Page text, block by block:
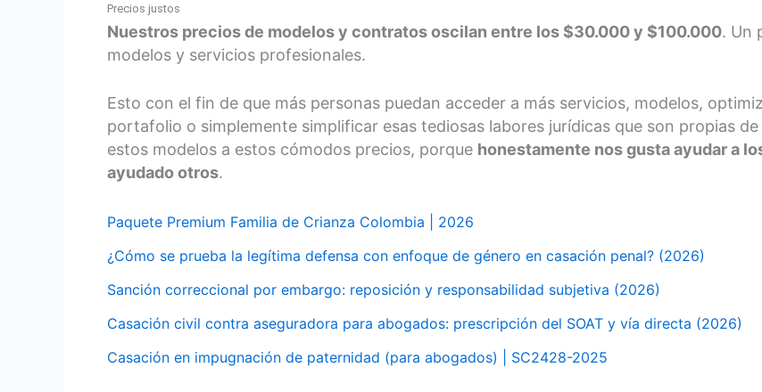
Precios justos
Nuestros precios de modelos y contratos oscilan entre los $30.000 y $100.000. Un
modelos y servicios profesionales.
Esto con el fin de que más personas puedan acceder a más servicios, modelos,
portafolio o simplemente simplificar esas tediosas labores jurídicas que son propias
estos modelos a estos cómodos precios, porque honestamente nos gusta ayudar a
ayudado otros.
Paquete Premium Familia de Crianza Colombia | 2026
¿Cómo se prueba la legítima defensa con enfoque de género en casación penal? (2026)
Sanción correccional por embargo: reposición y responsabilidad subjetiva (2026)
Casación civil contra aseguradora para abogados: prescripción del SOAT y vía directa (2026)
Casación en impugnación de paternidad (para abogados) | SC2428-2025